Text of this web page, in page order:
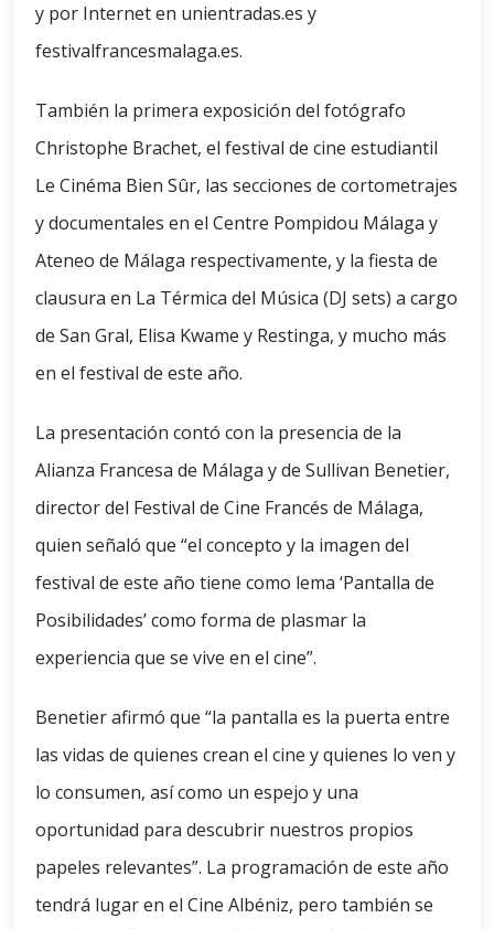
y por Internet en unientradas.es y
festivalfrancesmalaga.es.
También la primera exposición del fotógrafo
Christophe Brachet, el festival de cine estudiantil
Le Cinéma Bien Sûr, las secciones de cortometrajes
y documentales en el Centre Pompidou Málaga y
Ateneo de Málaga respectivamente, y la fiesta de
clausura en La Térmica del Música (DJ sets) a cargo
de San Gral, Elisa Kwame y Restinga, y mucho más
en el festival de este año.
La presentación contó con la presencia de la
Alianza Francesa de Málaga y de Sullivan Benetier,
director del Festival de Cine Francés de Málaga,
quien señaló que “el concepto y la imagen del
festival de este año tiene como lema ‘Pantalla de
Posibilidades’ como forma de plasmar la
experiencia que se vive en el cine”.
Benetier afirmó que “la pantalla es la puerta entre
las vidas de quienes crean el cine y quienes lo ven y
lo consumen, así como un espejo y una
oportunidad para descubrir nuestros propios
papeles relevantes”. La programación de este año
tendrá lugar en el Cine Albéniz, pero también se